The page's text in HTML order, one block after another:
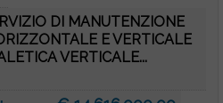
DI MANUTENZIONE
E VERTICALE
VERTICALE...